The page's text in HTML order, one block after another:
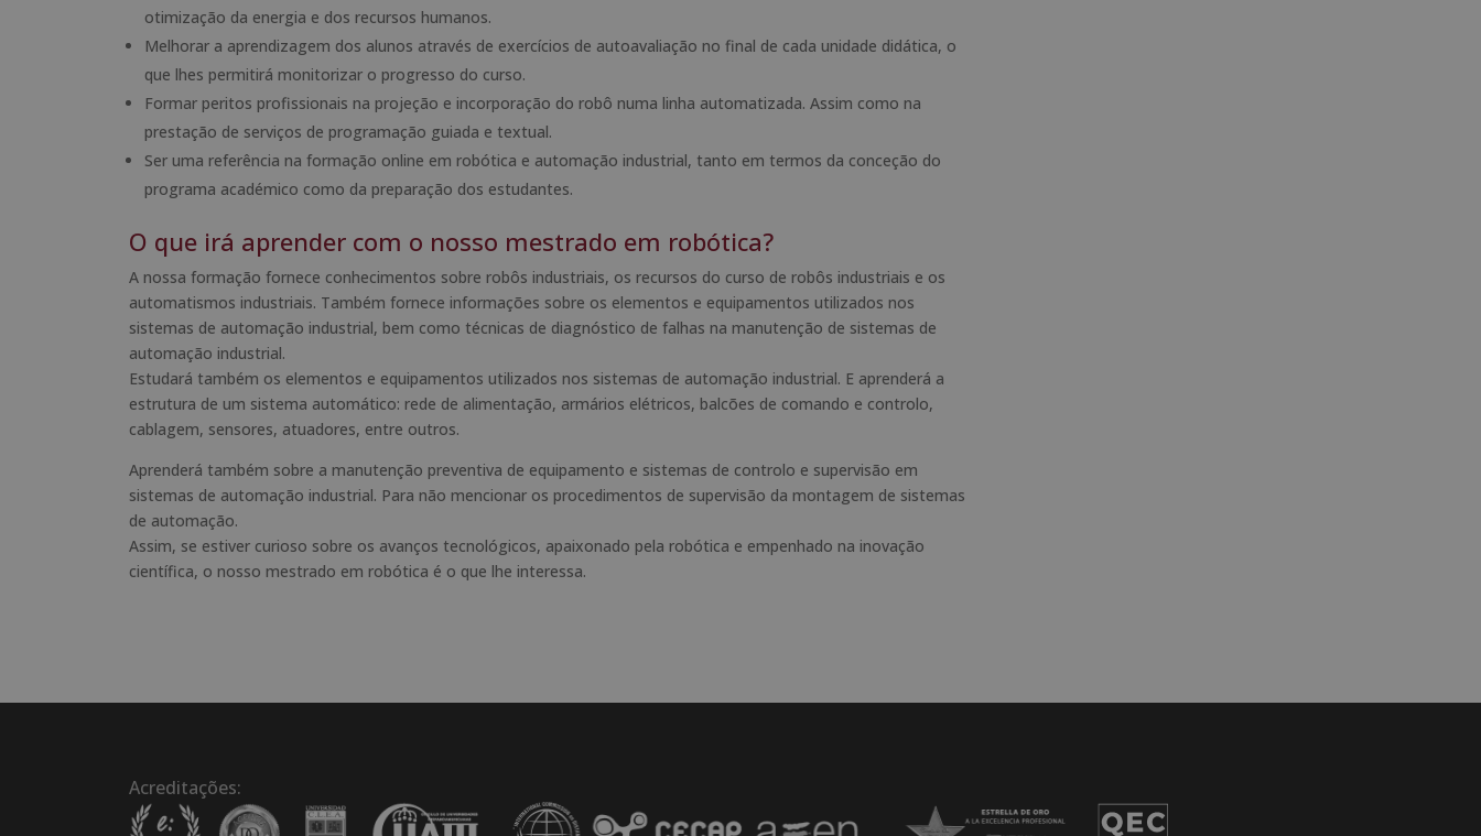
otimização da energia e dos recursos humanos.
Melhorar a aprendizagem dos alunos através de exercícios de autoavaliação no final de cada unidade didática, o
que lhes permitirá monitorizar o progresso do curso.
Formar peritos profissionais na projeção e incorporação do robô numa linha automatizada. Assim como na
prestação de serviços de programação guiada e textual.
Ser uma referência na formação online em robótica e automação industrial, tanto em termos da conceção do
programa académico como da preparação dos estudantes.
O que irá aprender com o nosso mestrado em robótica?
A nossa formação fornece conhecimentos sobre robôs industriais, os recursos do curso de robôs industriais e os
automatismos industriais. Também fornece informações sobre os elementos e equipamentos utilizados nos
sistemas de automação industrial, bem como técnicas de diagnóstico de falhas na manutenção de sistemas de
automação industrial.
Estudará também os elementos e equipamentos utilizados nos sistemas de automação industrial. E aprenderá a
estrutura de um sistema automático: rede de alimentação, armários elétricos, balcões de comando e controlo,
cablagem, sensores, atuadores, entre outros.
Aprenderá também sobre a manutenção preventiva de equipamento e sistemas de controlo e supervisão em
sistemas de automação industrial. Para não mencionar os procedimentos de supervisão da montagem de sistemas
de automação.
Assim, se estiver curioso sobre os avanços tecnológicos, apaixonado pela robótica e empenhado na inovação
científica, o nosso mestrado em robótica é o que lhe interessa.
Acreditações: